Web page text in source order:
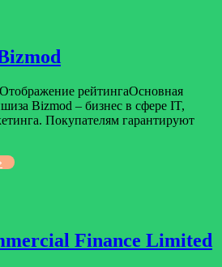
рейтингаОсновная
Bizmod – бизнес в сфере IT,
Покупателям гарантируют
Finance Limited